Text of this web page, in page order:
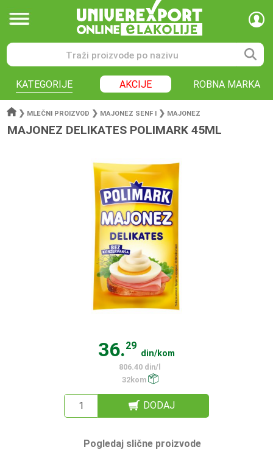
KATEGORIJE AKCIJE ROBNA MARKA
❯ MLEČNI PROIZVOD ❯ MAJONEZ SENF I ❯ MAJONEZ
MAJONEZ DELIKATES POLIMARK 45ML
36.29
din/kom
806.40 din/l
32kom
DODAJ
Pogledaj slične proizvode